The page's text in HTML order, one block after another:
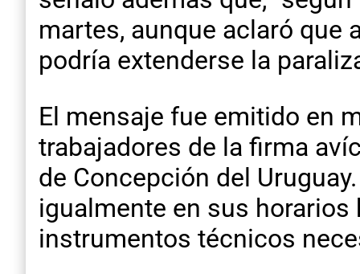
martes, aunque aclaró
podría extenderse la
El mensaje fue emitido en
trabajadores de la firma
de Concepción del
igualmente en sus horarios
instrumentos técnicos